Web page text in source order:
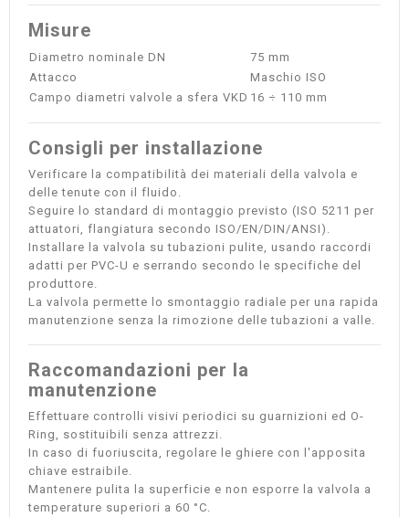
Misure
Diametro nominale DN
75 mm
Attacco
Maschio ISO
Campo diametri valvole a sfera VKD 16 ÷ 110 mm
Consigli per installazione
Verificare la compatibilità dei materiali della valvola e
delle tenute con il fluido.
Seguire lo standard di montaggio previsto (ISO 5211 per
attuatori, flangiatura secondo ISO/EN/DIN/ANSI).
Installare la valvola su tubazioni pulite, usando raccordi
adatti per PVC-U e serrando secondo le specifiche del
produttore.
La valvola permette lo smontaggio radiale per una rapida
manutenzione senza la rimozione delle tubazioni a valle.
Raccomandazioni per la
manutenzione
Effettuare controlli visivi periodici su guarnizioni ed O-
Ring, sostituibili senza attrezzi.
In caso di fuoriuscita, regolare le ghiere con l'apposita
chiave estraibile.
Mantenere pulita la superficie e non esporre la valvola a
temperature superiori a 60 °C.